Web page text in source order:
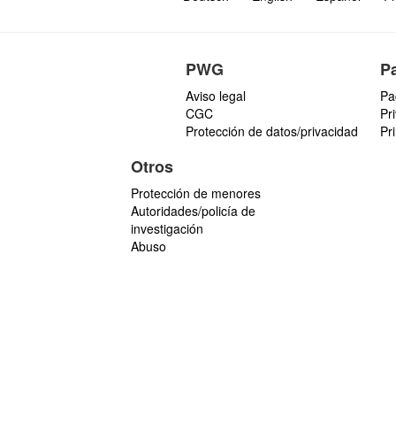
PWG
Aviso legal
CGC
Protección de datos/privacidad
Otros
Protección de menores
Autoridades/policía de
investigación
Abuso